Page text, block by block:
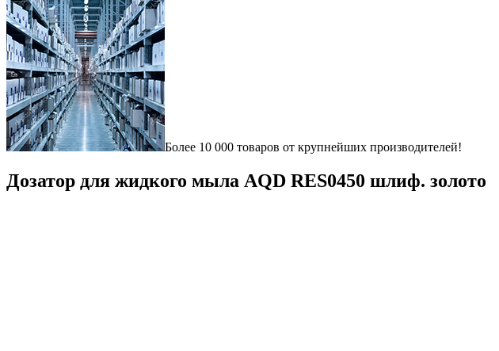
Более 10 000 товаров от крупнейших производителей!
Дозатор для жидкого мыла AQD RES0450 шлиф. золото